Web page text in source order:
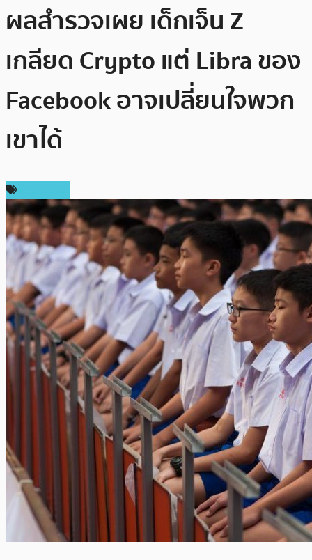
ผลสำรวจเผย เด็กเจ็น Z
เกลียด Crypto แต่ Libra ของ
Facebook อาจเปลี่ยนใจพวก
เขาได้